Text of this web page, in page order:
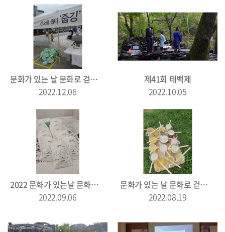
문화가 있는 날 문화로 걷는 태백'따로 또 같이' 10월
2022.12.06
제41회 태백제
2022.10.05
2022 문화가 있는날 문화로 걷는 태백'따로 또 같이' 8월
2022.09.06
문화가 있는 날 문화로 걷는 태백'따로 또 같이' 7월
2022.08.19